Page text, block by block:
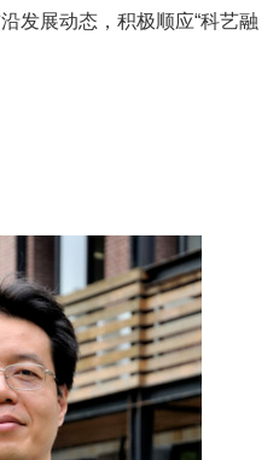
发展动态，积极顺应“科艺融